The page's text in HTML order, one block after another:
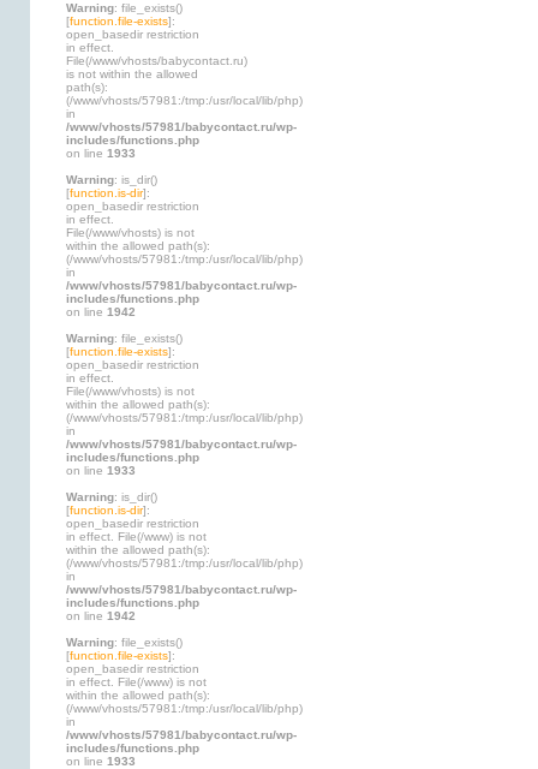
Warning: file_exists()
[function.file-exists]:
open_basedir restriction
in effect.
File(/www/vhosts/babycontact.ru)
is not within the allowed
path(s):
(/www/vhosts/57981:/tmp:/usr/local/lib/php)
in
/www/vhosts/57981/babycontact.ru/wp-
includes/functions.php
on line 1933
Warning: is_dir()
[function.is-dir]:
open_basedir restriction
in effect.
File(/www/vhosts) is not
within the allowed path(s):
(/www/vhosts/57981:/tmp:/usr/local/lib/php)
in
/www/vhosts/57981/babycontact.ru/wp-
includes/functions.php
on line 1942
Warning: file_exists()
[function.file-exists]:
open_basedir restriction
in effect.
File(/www/vhosts) is not
within the allowed path(s):
(/www/vhosts/57981:/tmp:/usr/local/lib/php)
in
/www/vhosts/57981/babycontact.ru/wp-
includes/functions.php
on line 1933
Warning: is_dir()
[function.is-dir]:
open_basedir restriction
in effect. File(/www) is not
within the allowed path(s):
(/www/vhosts/57981:/tmp:/usr/local/lib/php)
in
/www/vhosts/57981/babycontact.ru/wp-
includes/functions.php
on line 1942
Warning: file_exists()
[function.file-exists]:
open_basedir restriction
in effect. File(/www) is not
within the allowed path(s):
(/www/vhosts/57981:/tmp:/usr/local/lib/php)
in
/www/vhosts/57981/babycontact.ru/wp-
includes/functions.php
on line 1933